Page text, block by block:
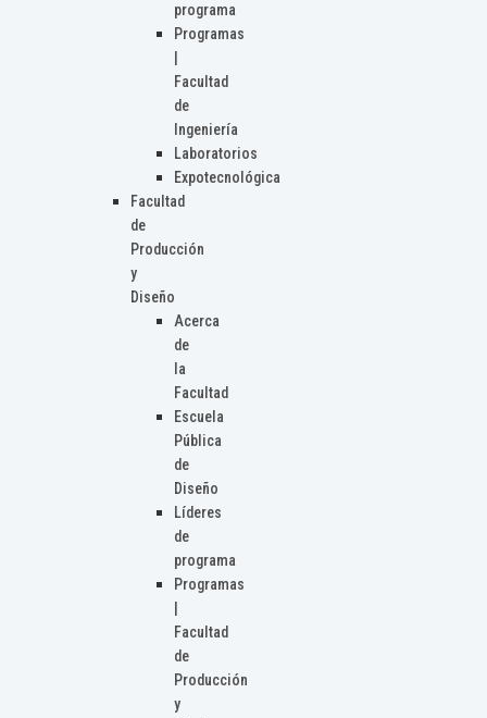
programa
Programas
Facultad
de
Ingeniería
Laboratorios
Expotecnológica
Facultad
de
Producción
y
Diseño
Acerca
de
la
Facultad
Escuela
Pública
de
Diseño
Líderes
de
programa
Programas
Facultad
de
Producción
y